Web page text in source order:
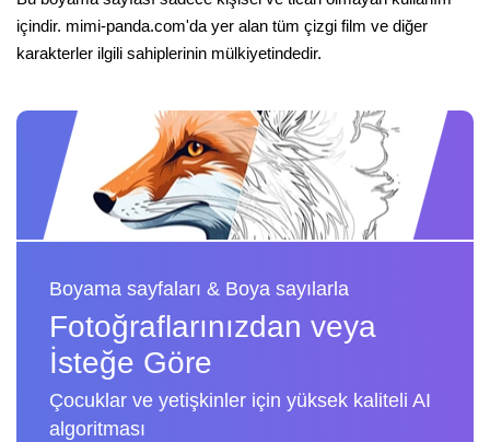
içindir. mimi-panda.com'da yer alan tüm çizgi film ve diğer
karakterler ilgili sahiplerinin mülkiyetindedir.
Boyama sayfaları & Boya sayılarla
Fotoğraflarınızdan veya
İsteğe Göre
Çocuklar ve yetişkinler için yüksek kaliteli AI
algoritması